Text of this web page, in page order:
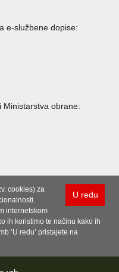
e-službene dopise:
obrane:
U redu
cookies) za
internetskom
ih koristimo te načinu kako ih
‘U redu’ pristajete na